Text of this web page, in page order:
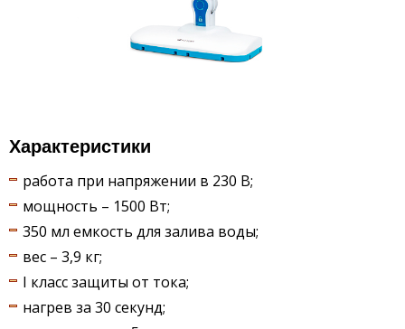
Характеристики
работа при напряжении в 230 В;
мощность – 1500 Вт;
350 мл емкость для залива воды;
вес – 3,9 кг;
I класс защиты от тока;
нагрев за 30 секунд;